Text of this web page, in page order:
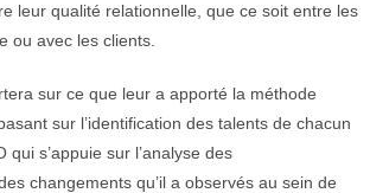
leur qualité relationnelle, que ce soit entre les
ou avec les clients.
sur ce que leur a apporté la méthode
sur l’identification des talents de chacun
qui s’appuie sur l’analyse des
changements qu’il a observés au sein de